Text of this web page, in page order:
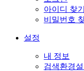
아이디 찾기
비밀번호
설정
내 정보
검색환경